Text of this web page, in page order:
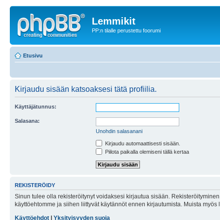
Lemmikit
PP:n tilalle perustettu foorumi
Etusivu
Kirjaudu sisään katsoaksesi tätä profiilia.
Käyttäjätunnus:
Salasana:
Unohdin salasanani
Kirjaudu automaattisesti sisään.
Piilota paikalla olemiseni tällä kertaa
REKISTERÖIDY
Sinun tulee olla rekisteröitynyt voidaksesi kirjautua sisään.
käyttöehtomme ja siihen liittyvät käytännöt ennen kirjautumista. Muista
Käyttöehdot
Yksityisyyden suoja